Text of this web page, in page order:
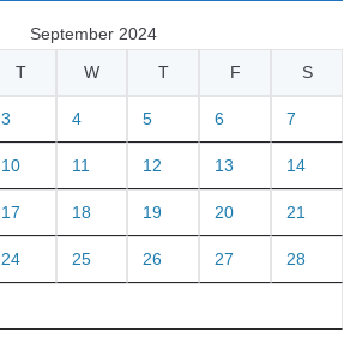
September 2024
T W T F S
3 4 5 6 7
10 11 12 13 14
17 18 19 20 21
24 25 26 27 28